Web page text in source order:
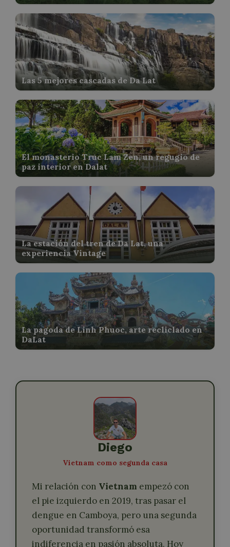
Las 5 mejores cascadas de Da Lat
El monasterio Truc Lam Zen, un regugio de
paz interior en Dalat
La estación del tren de Da Lat, una
experiencia Vintage
La pagoda de Linh Phuoc, arte recliclado en
DaLat
Diego
Vietnam como segunda casa
Mi relación con Vietnam empezó con
el pie izquierdo en 2019, tras pasar el
dengue en Camboya, pero una segunda
oportunidad transformó esa
indiferencia en pasión absoluta. Hoy